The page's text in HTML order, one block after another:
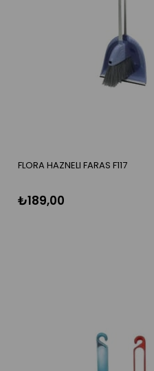
FLORA HAZNELI FARAS F117
₺189,00